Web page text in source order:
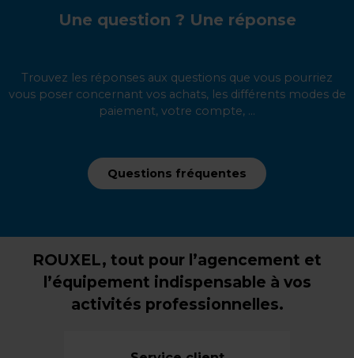
Une question ? Une réponse
Trouvez les réponses aux questions que vous pourriez
vous poser concernant vos achats, les différents modes de
paiement, votre compte, ...
Questions fréquentes
ROUXEL, tout pour l’agencement et
l’équipement indispensable à vos
activités professionnelles.